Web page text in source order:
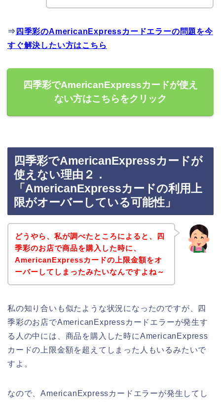
⇒ 四季彩のAmericanExpressカードエラーの問題を今
すぐ解決したい方はこちら
四季彩でAmericanExpressカードが使え
ない方はこちらをクリック
四季彩でAmericanExpressカードが
使えない理由２．
「AmericanExpressカードの利用上
限がオーバーしている可能性」
どうやら、私が調べたところによると、四
季彩のお店で商品を購入した時に、
AmericanExpressカードの上限金額をオ
ーバーしてしまったみたいなんですよね～
私の知り合いも似たような状況になったのですが、四
季彩のお店でAmericanExpressカードエラーが発生す
る人の中には、商品を購入した時にAmericanExpress
カードの上限金額を超えてしまった人もいるみたいで
すよ。
なので、AmericanExpressカードエラーが発生してし